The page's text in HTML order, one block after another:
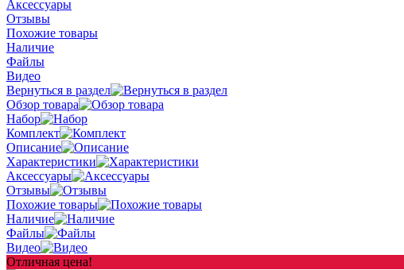
Аксессуары
Отзывы
Похожие товары
Наличие
Файлы
Видео
Вернуться в раздел
Обзор товара
Набор
Комплект
Описание
Характеристики
Аксессуары
Отзывы
Похожие товары
Наличие
Файлы
Видео
Отличная цена!